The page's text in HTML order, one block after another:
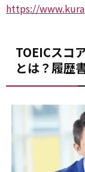
https://
TOEICスコ
とは？履歴